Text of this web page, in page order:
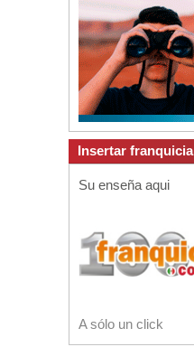
Insertar franquicia
Su enseña aqui
A sólo un click